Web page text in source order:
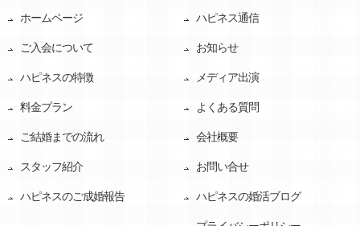
ホームページ
ご入会について
ハピネスの特徴
料金プラン
ご結婚までの流れ
スタッフ紹介
ハピネスのご成婚報告
ハピネス通信
お知らせ
メディア出演
よくある質問
会社概要
お問い合せ
ハピネスの婚活ブログ